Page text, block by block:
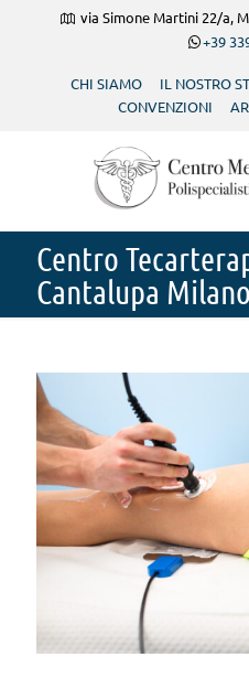
via Simone Martini 22/a,
+39
CHI SIAMO IL NOSTRO
CONVENZIONI
Centro
Cantalupa Milano